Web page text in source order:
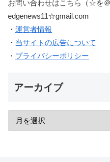
お問い合わせはこちら（☆を＠
edgenews11☆gmail.com
・ 運営者情報
・ 当サイトの広告について
・ プライバシーポリシー
アーカイブ